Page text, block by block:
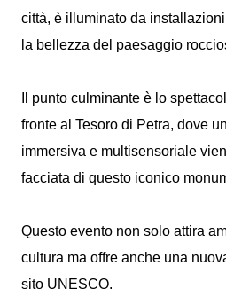
città, è illuminato da
la bellezza del paesaggio
Il punto culminante è lo
fronte al Tesoro di Petra, dove
immersiva e multisensoriale
facciata di questo iconico
Questo evento non solo attira
cultura ma offre anche una
sito UNESCO.